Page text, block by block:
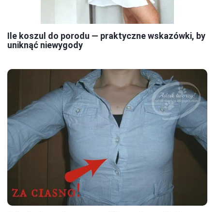
Ile koszul do porodu — praktyczne wskazówki, by
uniknąć niewygody